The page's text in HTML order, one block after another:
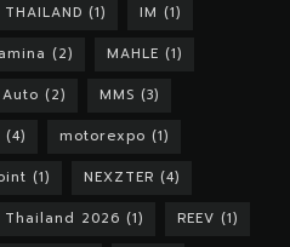
THAILAND (1) IM (1)
(2) MAHLE (1)
(2) MMS (3)
(4) motorexpo (1)
(1) NEXZTER (4)
2026 (1) REEV (1)